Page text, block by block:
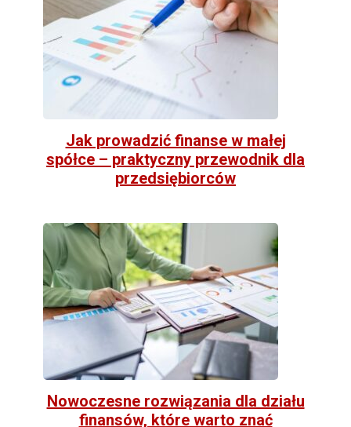
Jak prowadzić finanse w małej
spółce – praktyczny przewodnik dla
przedsiębiorców
Nowoczesne rozwiązania dla działu
finansów, które warto znać